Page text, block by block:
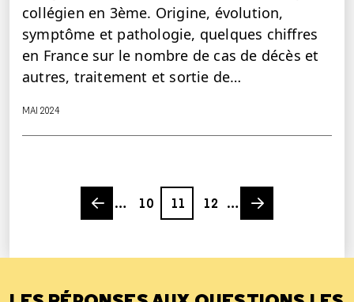
collégien en 3ème. Origine, évolution,
symptôme et pathologie, quelques chiffres
en France sur le nombre de cas de décès et
autres, traitement et sortie de…
MAI 2024
Previous page
…
10
Page
11
12 …
Next page